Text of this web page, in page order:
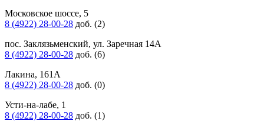
Московское шоссе, 5
8 (4922) 28-00-28 доб. (2)
пос. Заклязьменский, ул. Заречная 14А
8 (4922) 28-00-28 доб. (6)
Лакина, 161А
8 (4922) 28-00-28 доб. (0)
Усти-на-лабе, 1
8 (4922) 28-00-28 доб. (1)